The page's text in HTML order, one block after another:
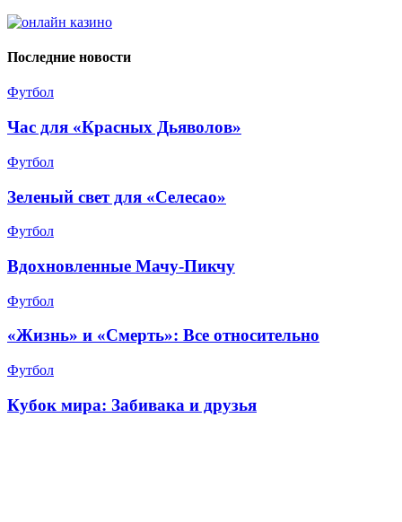
Последние новости
Футбол
Час для «Красных Дьяволов»
Футбол
Зеленый свет для «Селесао»
Футбол
Вдохновленные Мачу-Пикчу
Футбол
«Жизнь» и «Смерть»: Все относительно
Футбол
Кубок мира: Забивака и друзья